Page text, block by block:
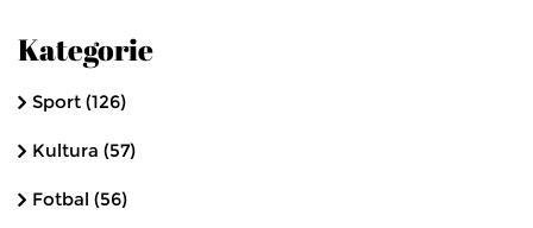
Kategorie
Sport (126)
Kultura (57)
Fotbal (56)